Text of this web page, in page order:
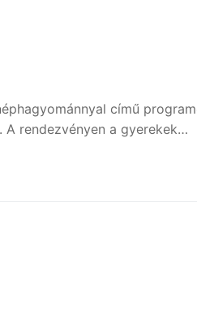
című
A rendezvényen a gyerekek…